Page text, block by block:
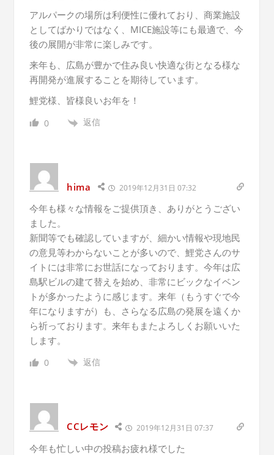
アルパークの場所は利便性に優れており、商業施設
としてばかりではなく、MICE施設等にも最適で、今
後の展開が非常に楽しみです。
来年も、広島が豊かで住み良い快適な街となる様な
再開発が進展することを期待しています。
鯉党様、皆様良いお年を！
0 返信
hima 2019年12月31日 07:32
今年も様々な情報をご提供頂き、ありがとうござい
ました。
新聞等でも確認していますが、細かい情報や現地民
の意見等わからないことが多いので、鯉党さんのサ
イトには非常にお世話になっております。今年は広
島駅ビルの建て替えを始め、非常にビックなイベン
トが多かったように感じます。来年（もうすぐで今
年になりますが）も、さらなる広島の発展を遠くか
ら祈っております。来年もまたよろしくお願いいた
します。
0 返信
CCレモン 2019年12月31日 07:37
今年も忙しい中の投稿お疲れ様でした